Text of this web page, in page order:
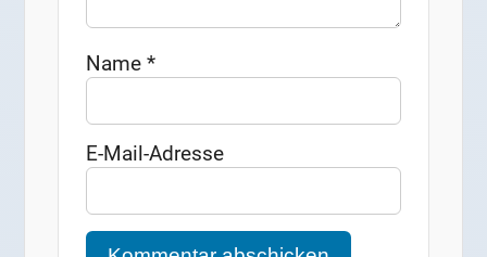
Name*
E-Mail-Adresse